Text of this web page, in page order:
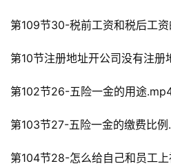
业
讯
开
案
第109节30-税前工资和税后工
第10节注册地址开公司没有注
第102节26-五险一金的用途
第103节27-五险一金的缴费比
第104节28-怎么给自己和员工